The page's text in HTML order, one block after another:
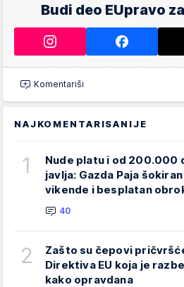
Budi deo EUpravo
Komentariši
NAJKOMENTARISANIJE
1
Nude platu i od 200.000
javlja: Gazda Paja
vikende i besplatan
40
2
Zašto su čepovi
Direktiva EU koja je
kako opravdana